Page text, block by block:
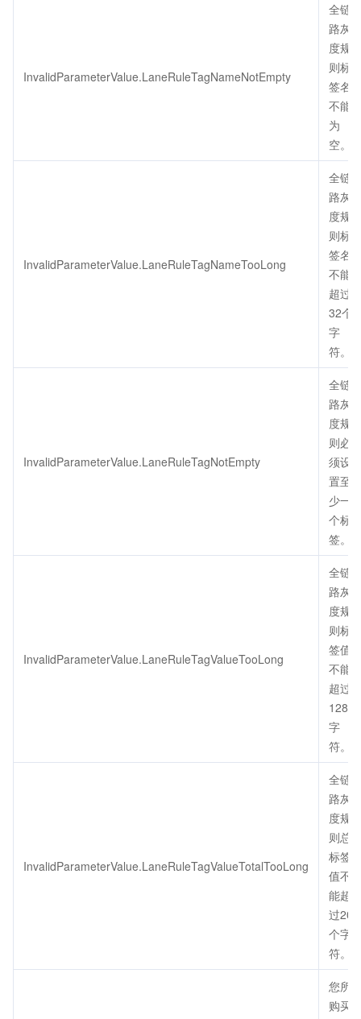
InvalidParameterValue.LaneRuleTagNameNotEmpty
全链
路灰
度规
则标
签名
不能
为
空。
InvalidParameterValue.LaneRuleTagNameTooLong
全链
路灰
度规
则标
签名
不能
超过
32个
字
符。
InvalidParameterValue.LaneRuleTagNotEmpty
全链
路灰
度规
则必
须设
置至
少一
个标
签。
InvalidParameterValue.LaneRuleTagValueTooLong
全链
路灰
度规
则标
签值
不能
超过
128个
字
符。
InvalidParameterValue.LaneRuleTagValueTotalTooLong
全链
路灰
度规
则总
标签
值不
能超
过200
个字
符。
您所
购买